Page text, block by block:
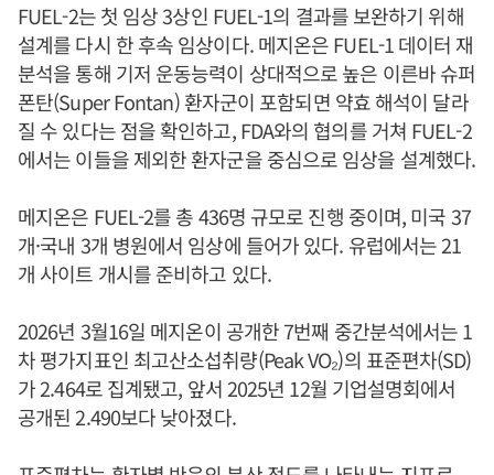
FUEL-2는 첫 임상 3상인 FUEL-1의 결과를 보완하기 위해
설계를 다시 한 후속 임상이다. 메지온은 FUEL-1 데이터 재
분석을 통해 기저 운동능력이 상대적으로 높은 이른바 슈퍼
폰탄(Super Fontan) 환자군이 포함되면 약효 해석이 달라
질 수 있다는 점을 확인하고, FDA와의 협의를 거쳐 FUEL-2
에서는 이들을 제외한 환자군을 중심으로 임상을 설계했다.
메지온은 FUEL-2를 총 436명 규모로 진행 중이며, 미국 37
개·국내 3개 병원에서 임상에 들어가 있다. 유럽에서는 21
개 사이트 개시를 준비하고 있다.
2026년 3월16일 메지온이 공개한 7번째 중간분석에서는 1
차 평가지표인 최고산소섭취량(Peak VO₂)의 표준편차(SD)
가 2.464로 집계됐고, 앞서 2025년 12월 기업설명회에서
공개된 2.490보다 낮아졌다.